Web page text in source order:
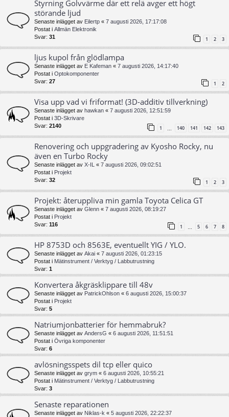
Styrning Golvvärme där ett relä avger ett högt
störande ljud
Senaste inlägget av Eilertp « 7 augusti 2026, 17:17:08
Postat i Allmän Elektronik
Svar: 31 1 2 3
ljus kupol från glödlampa
Senaste inlägget av E Kafeman « 7 augusti 2026, 14:17:40
Postat i Optokomponenter
Svar: 27 1 2
Visa upp vad vi friformat! (3D-additiv tillverkning)
Senaste inlägget av hawkan « 7 augusti 2026, 12:51:59
Postat i 3D-Skrivare
Svar: 2140 1 … 140 141 142 143
Renovering och uppgradering av Kyosho Rocky, nu
även en Turbo Rocky
Senaste inlägget av X-IL « 7 augusti 2026, 09:02:51
Postat i Projekt
Svar: 32 1 2 3
Projekt: återuppliva min gamla Toyota Celica GT
Senaste inlägget av Glenn « 7 augusti 2026, 08:19:27
Postat i Projekt
Svar: 116 1 … 5 6 7 8
HP 8753D och 8563E, eventuellt YIG / YLO.
Senaste inlägget av Akai « 7 augusti 2026, 01:23:15
Postat i Mätinstrument / Verktyg / Labbutrustning
Svar: 1
Konvertera åkgräsklippare till 48v
Senaste inlägget av PatrickOhlson « 6 augusti 2026, 15:00:37
Postat i Projekt
Svar: 5
Natriumjonbatterier för hemmabruk?
Senaste inlägget av AndersG « 6 augusti 2026, 11:51:51
Postat i Övriga komponenter
Svar: 6
avlösningsspets dil tcp eller quico
Senaste inlägget av grym « 6 augusti 2026, 10:55:21
Postat i Mätinstrument / Verktyg / Labbutrustning
Svar: 3
Senaste reparationen
Senaste inlägget av Niklas-k « 5 augusti 2026, 22:22:37